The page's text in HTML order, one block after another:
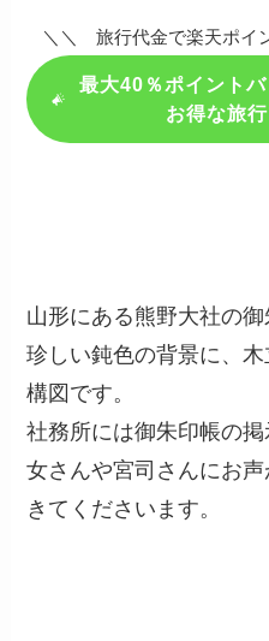
＼＼ 旅行代金で楽天ポイ
最大40％ポイント
お得な旅
山形にある熊野大社の御
珍しい鈍色の背景に、
構図です。
社務所には御朱印帳の
女さんや宮司さんにお
きてくださいます。